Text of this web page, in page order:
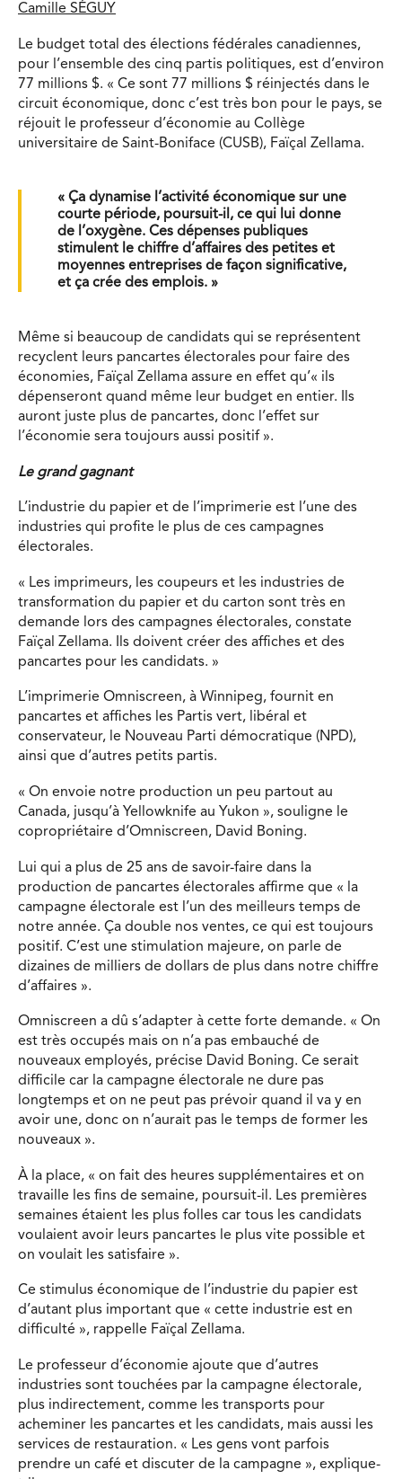
Camille SÉGUY
Le budget total des élections fédérales cana­diennes,
pour l’ensemble des cinq partis politiques, est d’environ
77 millions $. « Ce sont 77 millions $ réinjectés dans le
circuit économique, donc c’est très bon pour le pays, se
réjouit le professeur d’économie au Collège
universitaire de Saint-Boniface (CUSB), Faïçal Zellama.
« Ça dynamise l’activité économique sur une
courte période, poursuit-il, ce qui lui donne
de l’oxygène. Ces dépenses publiques
stimulent le chiffre d’affaires des petites et
moyennes entreprises de façon significative,
et ça crée des emplois. »
Même si beaucoup de candidats qui se représentent
recyclent leurs pancartes électorales pour faire des
économies, Faïçal Zellama assure en effet qu’« ils
dépenseront quand même leur budget en entier. Ils
auront juste plus de pancartes, donc l’effet sur
l’économie sera toujours aussi positif ».
Le grandgagnant
L’industrie du papier et de l’imprimerie est l’une des
industries qui profite le plus de ces campagnes
électorales.
« Les imprimeurs, les coupeurs et les industries de
transformation du papier et du carton sont très en
demande lors des campagnes électorales, constate
Faïçal Zellama. Ils doivent créer des affiches et des
pancartes pour les candidats. »
L’imprimerie Omniscreen, à Winnipeg, fournit en
pancartes et affiches les Partis vert, libéral et
conservateur, le Nouveau Parti démocratique (NPD),
ainsi que d’autres petits partis.
« On envoie notre production un peu partout au
Canada, jusqu’à Yellowknife au Yukon », souligne le
copropriétaire d’Omniscreen, David Boning.
Lui qui a plus de 25 ans de savoir-faire dans la
production de pancartes électorales affirme que « la
campagne électorale est l’un des meilleurs temps de
notre année. Ça double nos ventes, ce qui est toujours
positif. C’est une stimulation majeure, on parle de
dizaines de milliers de dollars de plus dans notre chiffre
d’affaires ».
Omniscreen a dû s’adapter à cette forte demande. « On
est très occupés mais on n’a pas embau­ché de
nouveaux employés, précise David Boning. Ce serait
difficile car la campagne électorale ne dure pas
longtemps et on ne peut pas prévoir quand il va y en
avoir une, donc on n’aurait pas le temps de former les
nouveaux ».
À la place, « on fait des heures supplémentaires et on
travaille les fins de semaine, poursuit-il. Les premières
semaines étaient les plus folles car tous les candidats
voulaient avoir leurs pancartes le plus vite possible et
on voulait les satisfaire ».
Ce stimulus économique de l’industrie du papier est
d’autant plus important que « cette industrie est en
difficulté », rappelle Faïçal Zellama.
Le professeur d’économie ajoute que d’autres
industries sont touchées par la campagne électorale,
plus indirectement, comme les transports pour
acheminer les pancartes et les candidats, mais aussi les
services de restauration. « Les gens vont parfois
prendre un café et discuter de la campagne », explique-